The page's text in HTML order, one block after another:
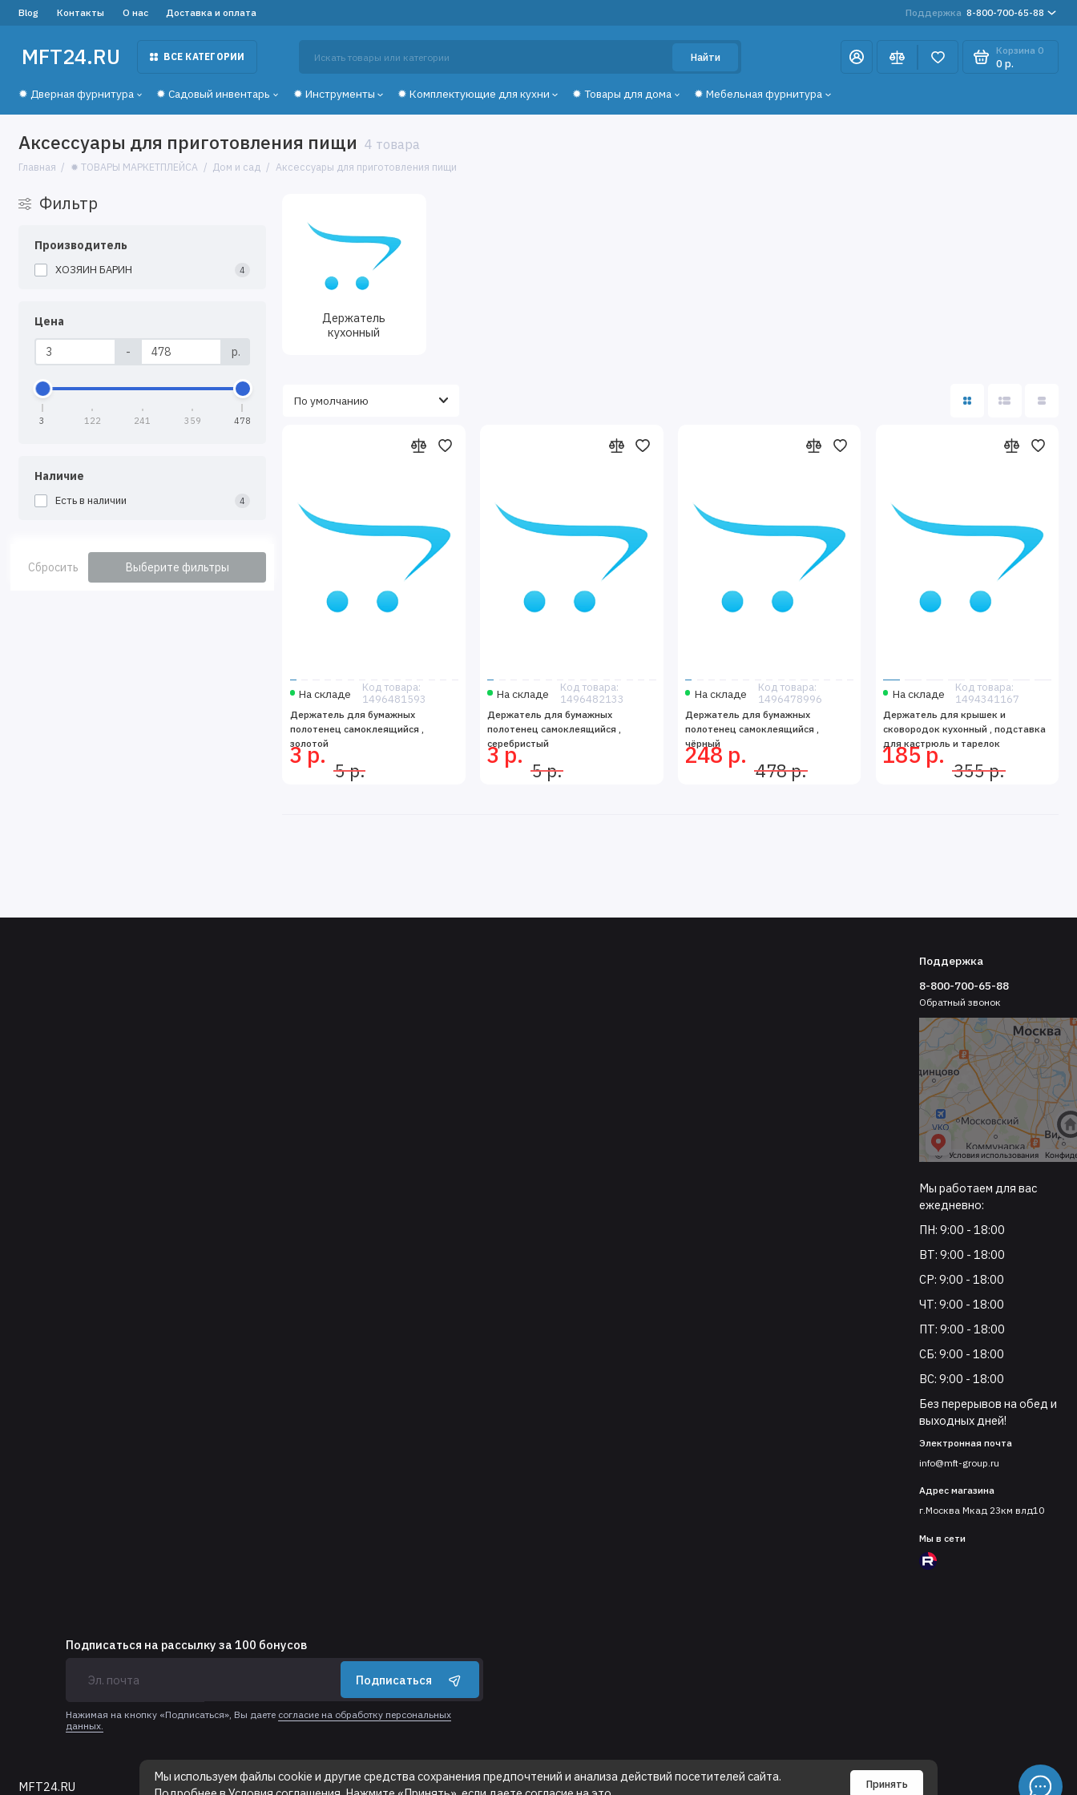
Blog Контакты О нас Доставка и оплата Поддержка 8-800-700-65-88
MFT24.RU ВСЕ КАТЕГОРИИ Найти
Корзина 0
0 р.
✹ Дверная фурнитура ✹ Садовый инвентарь ✹ Инструменты ✹ Комплектующие для кухни ✹ Товары для дома ✹ Мебельная фурнитура
Аксессуары для приготовления пищи 4 товара
Главная ✹ ТОВАРЫ МАРКЕТПЛЕЙСА Дом и сад Аксессуары для приготовления пищи
Фильтр
Производитель
ХОЗЯИН БАРИН 4
Цена
- р.
3 122 241 359 478
Наличие
Есть в наличии 4
Сбросить Выберите фильтры
Держатель
кухонный
На складе
Код товара:
1496481593
Держатель для бумажных
полотенец самоклеящийся ,
золотой
3 р.
5 р.
На складе
Код товара:
1496482133
Держатель для бумажных
полотенец самоклеящийся ,
серебристый
3 р.
5 р.
На складе
Код товара:
1496478996
Держатель для бумажных
полотенец самоклеящийся ,
чёрный
248 р.
478 р.
На складе
Код товара:
1494341167
Держатель для крышек и
сковородок кухонный , подставка
для кастрюль и тарелок
185 р.
355 р.
Мы используем файлы cookie и другие средства сохранения предпочтений и анализа действий посетителей сайта.
Принять
Поддержка
8-800-700-65-88
Обратный звонок
Мы работаем для вас
ежедневно:
ПН: 9:00 - 18:00
ВТ: 9:00 - 18:00
СР: 9:00 - 18:00
ЧТ: 9:00 - 18:00
ПТ: 9:00 - 18:00
СБ: 9:00 - 18:00
ВС: 9:00 - 18:00
Без перерывов на обед и
выходных дней!
Электронная почта
info@mft-group.ru
Адрес магазина
г.Москва Мкад 23км влд10
Мы в сети
Подписаться на рассылку за 100 бонусов
Подписаться
Нажимая на кнопку «Подписаться», Вы даете согласие на обработку персональных
данных.
MFT24.RU , 2025